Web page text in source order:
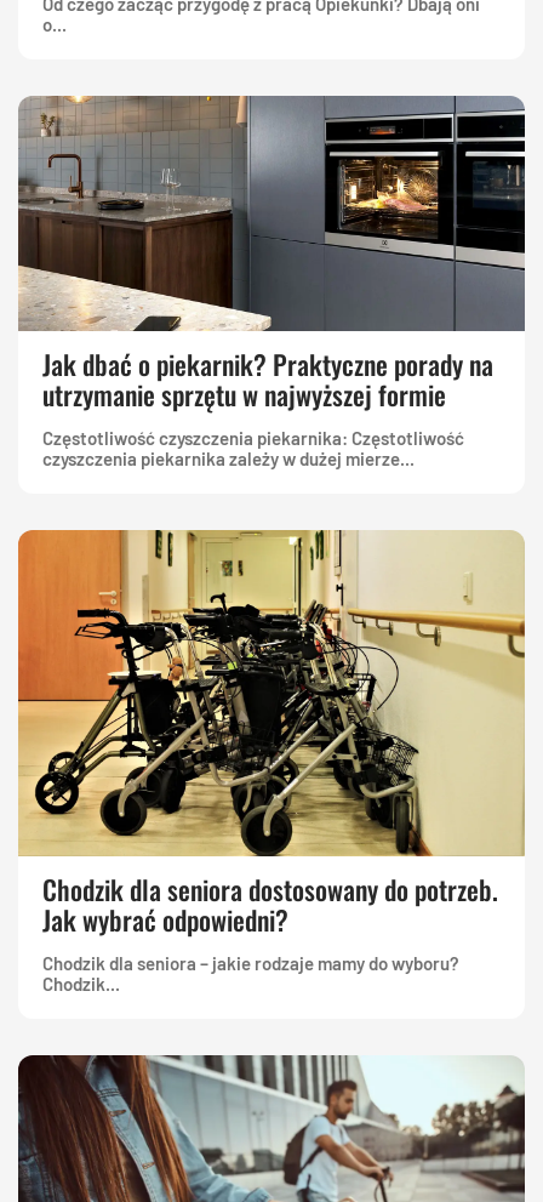
o...
Jak dbać o piekarnik? Praktyczne porady na
utrzymanie sprzętu w najwyższej formie
Częstotliwość czyszczenia piekarnika: Częstotliwość
czyszczenia piekarnika zależy w dużej mierze...
Chodzik dla seniora dostosowany do potrzeb.
Jak wybrać odpowiedni?
Chodzik dla seniora – jakie rodzaje mamy do wyboru?
Chodzik...